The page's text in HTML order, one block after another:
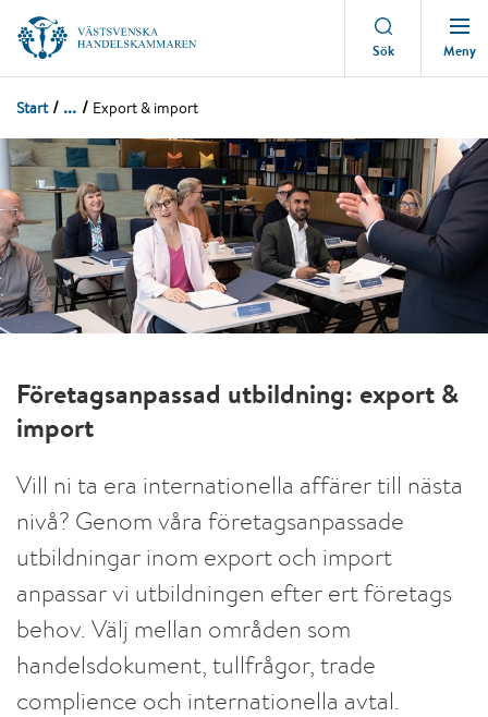
Sök Meny
Start ... Export & import
Företagsanpassad utbildning: export &
import
Vill ni ta era internationella affärer till nästa
nivå? Genom våra företagsanpassade
utbildningar inom export och import
anpassar vi utbildningen efter ert företags
behov. Välj mellan områden som
handelsdokument, tullfrågor, trade
complience och internationella avtal.